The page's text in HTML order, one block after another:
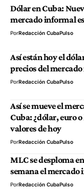
Dólar en Cuba:
mercado informal
PorRedacción CubaPulso
Así están hoy el
precios del mercado
PorRedacción CubaPulso
Así se mueve el
Cuba: ¿dólar, euro
valores de hoy
PorRedacción CubaPulso
MLC se desploma
semana el
PorRedacción CubaPulso